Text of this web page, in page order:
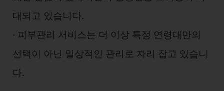
대되고 있습니다.
∙ 피부관리 서비스는 더 이상 특정 연령대만의
선택이 아닌 일상적인 관리로 자리 잡고 있습니
다.